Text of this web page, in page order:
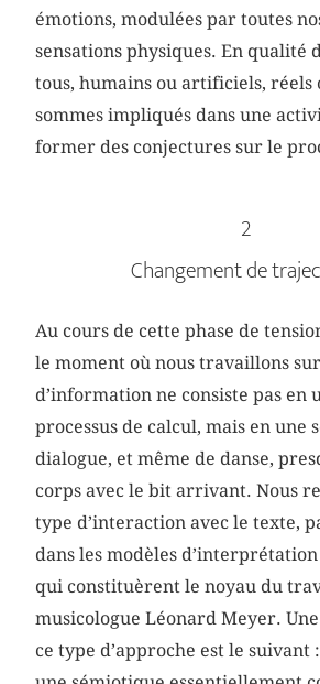
émotions, modulées par toutes
sensations physiques. En qualité
tous, humains ou artificiels, réels
sommes impliqués dans une
former des conjectures sur le
2
Changement de
Au cours de cette phase de
le moment où nous travaillons
d’information ne consiste pas en
processus de calcul, mais en une
dialogue, et même de danse,
corps avec le bit arrivant. Nous
type d’interaction avec le texte,
dans les modèles
qui constituèrent le noyau du
musicologue Léonard Meyer.
ce type d’approche est le suivant